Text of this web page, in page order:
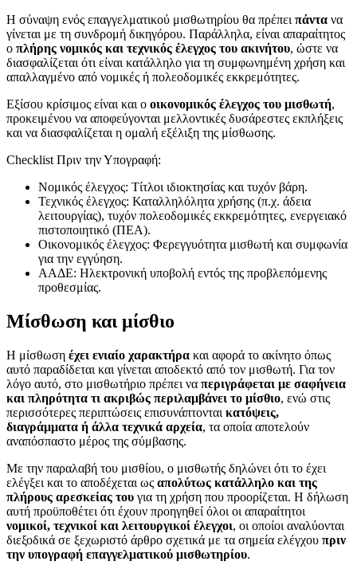
Η σύναψη ενός επαγγελματικού μισθωτηρίου θα πρέπει πάντα να
γίνεται με τη συνδρομή δικηγόρου. Παράλληλα, είναι απαραίτητος
ο πλήρης νομικός και τεχνικός έλεγχος του ακινήτου, ώστε να
διασφαλίζεται ότι είναι κατάλληλο για τη συμφωνημένη χρήση και
απαλλαγμένο από νομικές ή πολεοδομικές εκκρεμότητες.
Εξίσου κρίσιμος είναι και ο οικονομικός έλεγχος του μισθωτή,
προκειμένου να αποφεύγονται μελλοντικές δυσάρεστες εκπλήξεις
και να διασφαλίζεται η ομαλή εξέλιξη της μίσθωσης.
Checklist Πριν την Υπογραφή:
Νομικός έλεγχος: Τίτλοι ιδιοκτησίας και τυχόν βάρη.
Τεχνικός έλεγχος: Καταλληλόλητα χρήσης (π.χ. άδεια
λειτουργίας), τυχόν πολεοδομικές εκκρεμότητες, ενεργειακό
πιστοποιητικό (ΠΕΑ).
Οικονομικός έλεγχος: Φερεγγυότητα μισθωτή και συμφωνία
για την εγγύηση.
ΑΑΔΕ: Ηλεκτρονική υποβολή εντός της προβλεπόμενης
προθεσμίας.
Μίσθωση και μίσθιο
Η μίσθωση έχει ενιαίο χαρακτήρα και αφορά το ακίνητο όπως
αυτό παραδίδεται και γίνεται αποδεκτό από τον μισθωτή. Για τον
λόγο αυτό, στο μισθωτήριο πρέπει να περιγράφεται με σαφήνεια
και πληρότητα τι ακριβώς περιλαμβάνει το μίσθιο, ενώ στις
περισσότερες περιπτώσεις επισυνάπτονται κατόψεις,
διαγράμματα ή άλλα τεχνικά αρχεία, τα οποία αποτελούν
αναπόσπαστο μέρος της σύμβασης.
Με την παραλαβή του μισθίου, ο μισθωτής δηλώνει ότι το έχει
ελέγξει και το αποδέχεται ως απολύτως κατάλληλο και της
πλήρους αρεσκείας του για τη χρήση που προορίζεται. Η δήλωση
αυτή προϋποθέτει ότι έχουν προηγηθεί όλοι οι απαραίτητοι
νομικοί, τεχνικοί και λειτουργικοί έλεγχοι, οι οποίοι αναλύονται
διεξοδικά σε ξεχωριστό άρθρο σχετικά με τα σημεία ελέγχου πριν
την υπογραφή επαγγελματικού μισθωτηρίου.